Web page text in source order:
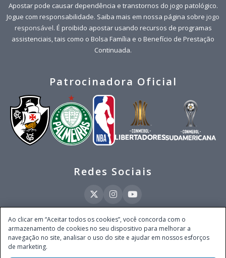
Apostar pode causar dependência e transtornos do jogo patológico.
Jogue com responsabilidade. Saiba mais em nossa página sobre jogo
responsável. É proibido apostar usando recursos de programas
assistenciais, tais como o Bolsa Família e o Benefício de Prestação
Continuada.
Patrocinadora Oficial
Redes Sociais
Este site é operado pela Ventmear Brasil LTDA (CNPJ 52.868.380/0001-84), com
endereço na Avenida Brigadeiro Faria Lima, nº 4.055, 3º andar, Itaim Bibi, no
Município de São Paulo, Estado de São Paulo, CEP 04538-133, Brasil - empresa
Ao clicar em “Aceitar todos os cookies”, você concorda com o
armazenamento de cookies no seu dispositivo para melhorar a
navegação no site, analisar o uso do site e ajudar em nossos esforços
de marketing.